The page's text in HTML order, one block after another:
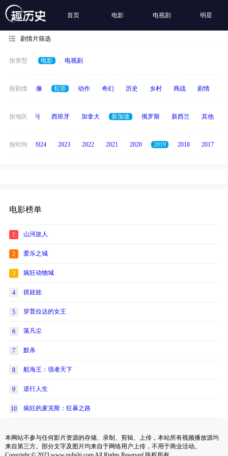
首页 电影 电视剧 明星
剧情片筛选
按类型 电影 电视剧
按剧情青春偶像 犯罪 动作 奇幻 历史 乡村 商战 剧情
按地区
度 意大利 西班牙 加拿大 新加坡 俄罗斯 新西兰 其他
按时间
2025 2024 2023 2022 2021 2020 2019 2018 2017
电影榜单
1 山河故人
2 爱乐之城
3 疯狂动物城
4 抓娃娃
5 穿普拉达的女王
6 落凡尘
7 默杀
8 航海王：强者天下
9 逆行人生
10 疯狂的麦克斯：狂暴之路
本网站不参与任何影片资源的存储、录制、剪辑、上传，本站所有视频播放源均
来自第三方。部分文字及图片均来自于网络用户上传，不用于商业活动。